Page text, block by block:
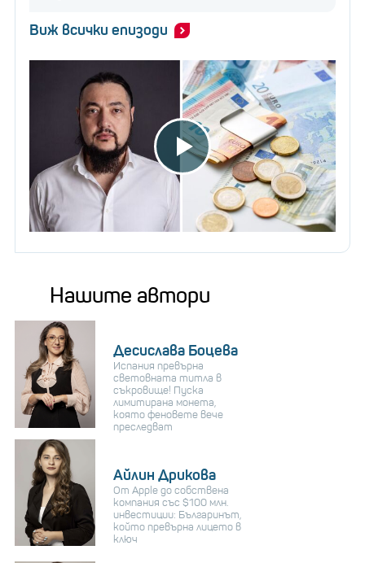
Виж всички епизоди
Нашите автори
Десислава Боцева
Испания превърна
световната титла в
съкровище! Пуска
лимитирана монета,
която феновете вече
преследват
Айлин Дрикова
От Apple до собствена
компания със $100 млн.
инвестиции: Българинът,
който превърна лицето в
ключ